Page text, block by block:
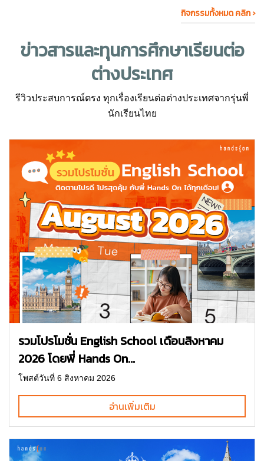
กิจกรรมทั้งหมด คลิก ›
ข่าวสารและทุนการศึกษาเรียนต่อ
ต่างประเทศ
รีวิวประสบการณ์ตรง ทุกเรื่องเรียนต่อต่างประเทศจากรุ่นพี่
นักเรียนไทย
รวมโปรโมชั่น English School เดือนสิงหาคม
2026 โดยพี่ Hands On...
โพสต์วันที่ 6 สิงหาคม 2026
อ่านเพิ่มเติม